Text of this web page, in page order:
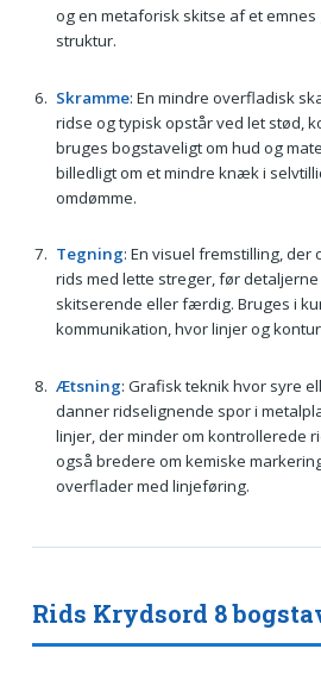
og en metaforisk skitse af et
struktur.
Skramme: En mindre overfladisk
ridse og typisk opstår ved let stød,
bruges bogstaveligt om hud og
billedligt om et mindre knæk i
omdømme.
Tegning: En visuel fremstilling,
rids med lette streger, før
skitserende eller færdig. Bruges i
kommunikation, hvor linjer og
Ætsning: Grafisk teknik hvor syre
danner ridselignende spor i
linjer, der minder om kontrollerede
også bredere om kemiske
overflader med linjeføring.
Rids Krydsord 8